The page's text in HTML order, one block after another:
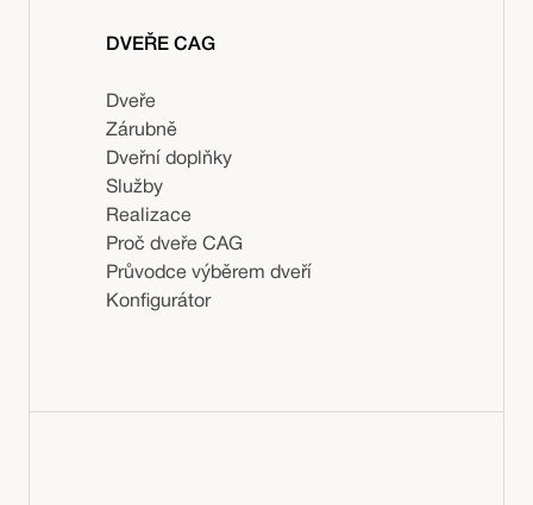
DVEŘE CAG
Dveře
Zárubně
Dveřní doplňky
Služby
Realizace
Proč dveře CAG
Průvodce výběrem dveří
Konfigurátor